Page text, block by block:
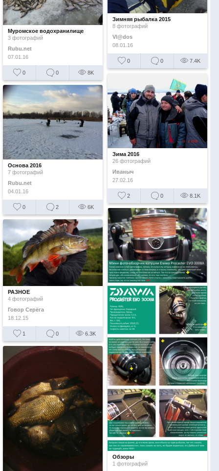
Зимняя рыбалка 2015
8 фотографий
Vl@dos
08.01.16
0 0 7.4K
Муромское водохранилище
3 фотографий
Rubu.net
07.01.16
0 0 8K
Зима 2016
26 фотографий
Иваныч
27.02.16
2 0 8.1K
Основа 2016
7 фотографий
Rubu.net
04.01.16
0 2 6K
Обзоры
1 фотографий
РАЗНОЕ
4 фотографий
Говор Серёга
18.12.15
1 0 6.3K